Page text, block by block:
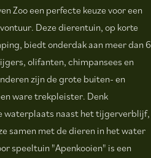
Zoo een perfecte keuze voor een
Deze dierentuin, op korte
biedt onderdak aan meer dan
olifanten, chimpansees en
zijn de grote buiten- en
ware trekpleister. Denk
waterplaats naast het tijgerverblijf,
samen met de dieren in het water
speeltuin "Apenkooien" is een